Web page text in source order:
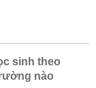
sinh theo
nào